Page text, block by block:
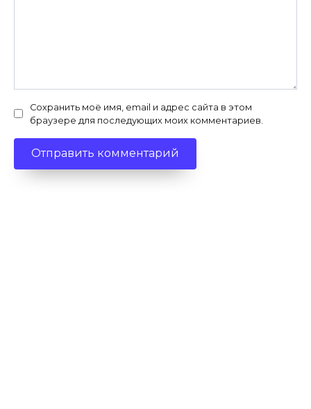
Сохранить моё имя, email и адрес сайта в этом
браузере для последующих моих комментариев.